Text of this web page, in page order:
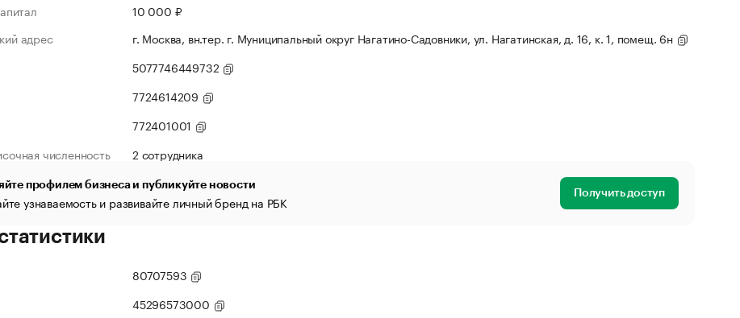
10 000 ₽
адрес
г. Москва, вн.тер. г. Муниципальный округ Нагатино-Садовники, ул. Нагатинская, д. 16, к. 1, помещ. 6н
5077746449732
7724614209
772401001
численность
2 сотрудника
профилем бизнеса и публикуйте новости
узнаваемость и развивайте личный бренд на РБК Получить доступ
80707593
45296573000